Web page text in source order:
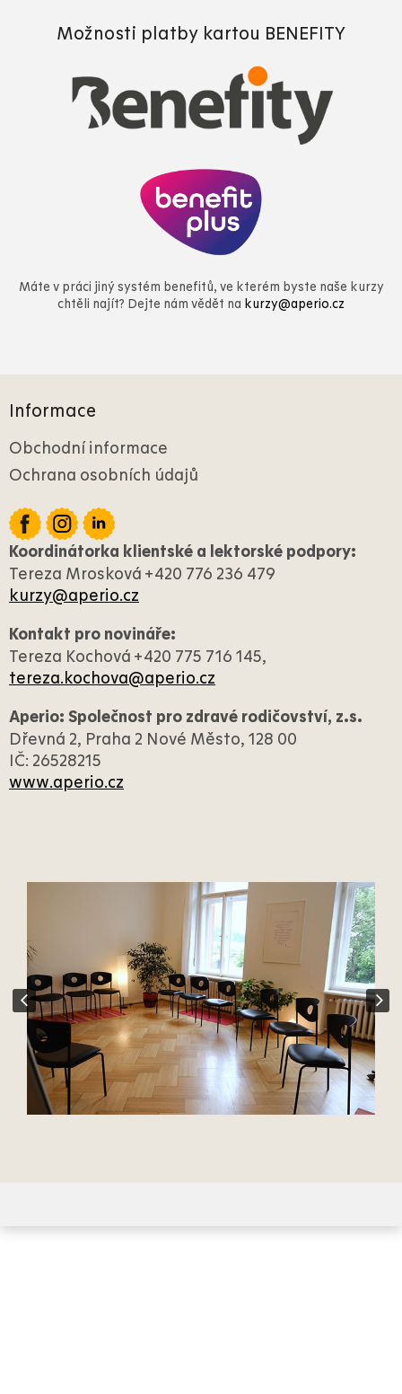
Možnosti platby kartou BENEFITY
Máte v práci jiný systém benefitů, ve kterém byste naše kurzy
chtěli najít? Dejte nám vědět na kurzy@aperio.cz
a
Informace
Obchodní informace
Ochrana osobních údajů
Koordinátorka klientské a lektorské podpory:
Tereza Mrosková +420 776 236 479
kurzy@aperio.cz
Kontakt pro novináře:
Tereza Kochová +420 775 716 145,
tereza.kochova@aperio.cz
Aperio: Společnost pro zdravé rodičovství, z.s.
Dřevná 2, Praha 2 Nové Město, 128 00
IČ: 26528215
www.aperio.cz